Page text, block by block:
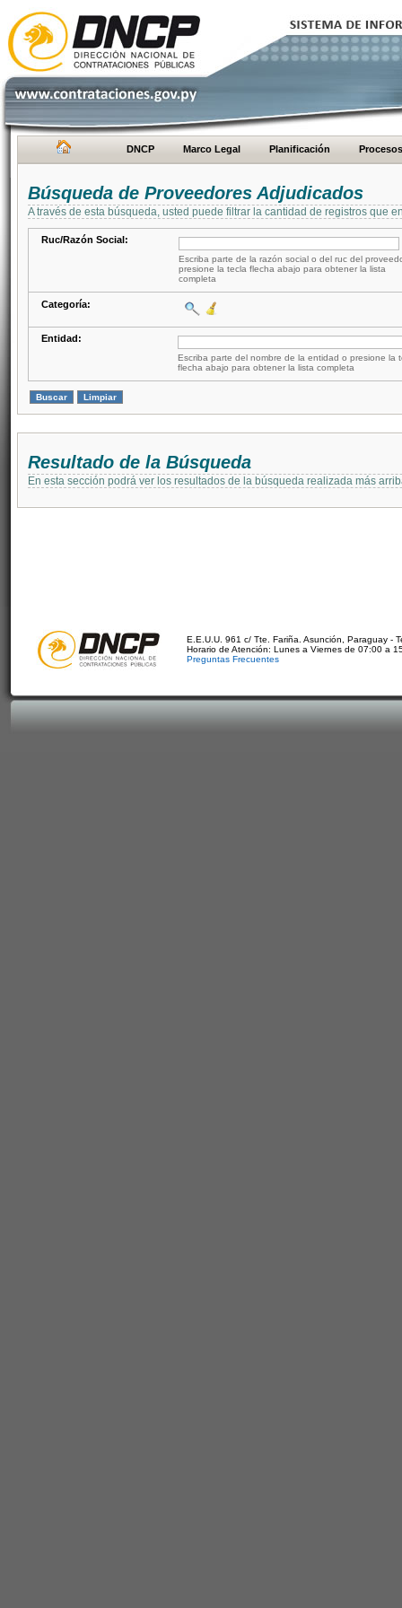
DNCP Marco Legal Planificación Procesos
Búsqueda de Proveedores Adjudicados
A través de esta búsqueda, usted puede filtrar la cantidad de registros que
Ruc/Razón Social:
Escriba parte de la razón social o del ruc del
presione la tecla flecha abajo para obtener la lista
completa
Categoría:
Entidad:
Escriba parte del nombre de la entidad o presione la
flecha abajo para obtener la lista completa
Resultado de la Búsqueda
En esta sección podrá ver los resultados de la búsqueda realizada más
E.E.U.U. 961 c/ Tte. Fariña. Asunción, Paraguay -
Horario de Atención: Lunes a Viernes de 07:00 a
Preguntas Frecuentes